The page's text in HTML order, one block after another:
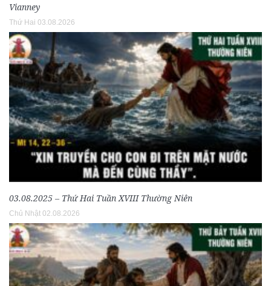
Vianney
Thứ Hai 03.08.2026
03.08.2025 – Thứ Hai Tuần XVIII Thường Niên
Chủ Nhật 02.08.2026